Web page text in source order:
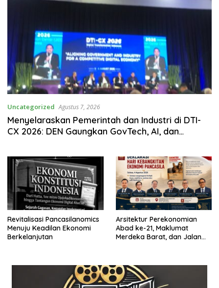
Uncategorized Agustus 7, 2026
Menyelaraskan Pemerintah dan Industri di DTI-
CX 2026: DEN Gaungkan GovTech, AI, dan
Kompetitif
Revitalisasi Pancasilanomics
Menuju Keadilan Ekonomi
Berkelanjutan
Arsitektur Perekonomian
Abad ke-21, Maklumat
Merdeka Barat, dan Jalan